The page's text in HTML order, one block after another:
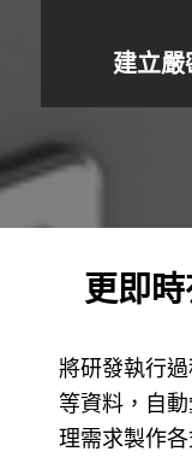
建立嚴
更即
將研發執行
等資料，自
理需求製作